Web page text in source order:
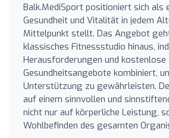
Balk.MediSport positioniert sich als
Gesundheit und Vitalität in jedem
Mittelpunkt stellt. Das Angebot
klassisches Fitnessstudio hinaus,
Herausforderungen und kostenlose
Gesundheitsangebote kombiniert,
Unterstützung zu gewährleisten.
auf einem sinnvollen und
nicht nur auf körperliche Leistung,
Wohlbefinden des gesamten